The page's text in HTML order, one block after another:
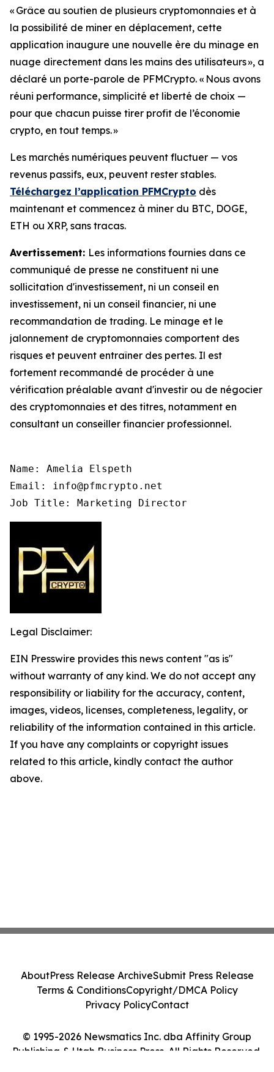
« Grâce au soutien de plusieurs cryptomonnaies et à
la possibilité de miner en déplacement, cette
application inaugure une nouvelle ère du minage en
nuage directement dans les mains des utilisateurs », a
déclaré un porte-parole de PFMCrypto. « Nous avons
réuni performance, simplicité et liberté de choix —
pour que chacun puisse tirer profit de l’économie
crypto, en tout temps. »
Les marchés numériques peuvent fluctuer — vos
revenus passifs, eux, peuvent rester stables.
Téléchargez l’application PFMCrypto dès
maintenant et commencez à miner du BTC, DOGE,
ETH ou XRP, sans tracas.
Avertissement: Les informations fournies dans ce
communiqué de presse ne constituent ni une
sollicitation d'investissement, ni un conseil en
investissement, ni un conseil financier, ni une
recommandation de trading. Le minage et le
jalonnement de cryptomonnaies comportent des
risques et peuvent entraîner des pertes. Il est
fortement recommandé de procéder à une
vérification préalable avant d'investir ou de négocier
des cryptomonnaies et des titres, notamment en
consultant un conseiller financier professionnel.
Name: Amelia Elspeth
Email: info@pfmcrypto.net
Job Title: Marketing Director
Legal Disclaimer:
EIN Presswire provides this news content "as is"
without warranty of any kind. We do not accept any
responsibility or liability for the accuracy, content,
images, videos, licenses, completeness, legality, or
reliability of the information contained in this article.
If you have any complaints or copyright issues
related to this article, kindly contact the author
above.
© 1995-2026 Newsmatics Inc. dba Affinity Group
Publishing & Utah Business Press. All Rights Reserved.
AboutPress Release ArchiveSubmit Press Release
Terms & ConditionsCopyright/DMCA Policy
Privacy PolicyContact